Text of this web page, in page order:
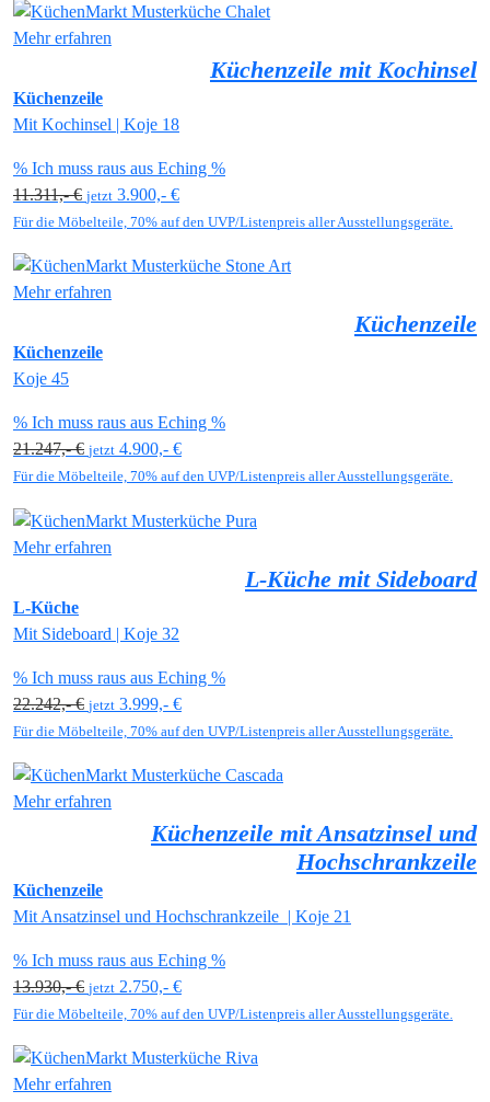
Mehr erfahren
Küchenzeile mit Kochinsel
Küchenzeile
Mit Kochinsel | Koje 18
% Ich muss raus aus Eching %
11.311,- € jetzt 3.900,- €
Für die Möbelteile, 70% auf den UVP/Listenpreis aller Ausstellungsgeräte.
Mehr erfahren
Küchenzeile
Küchenzeile
Koje 45
% Ich muss raus aus Eching %
21.247,- € jetzt 4.900,- €
Für die Möbelteile, 70% auf den UVP/Listenpreis aller Ausstellungsgeräte.
Mehr erfahren
L-Küche mit Sideboard
L-Küche
Mit Sideboard | Koje 32
% Ich muss raus aus Eching %
22.242,- € jetzt 3.999,- €
Für die Möbelteile, 70% auf den UVP/Listenpreis aller Ausstellungsgeräte.
Mehr erfahren
Küchenzeile mit Ansatzinsel und
Hochschrankzeile
Küchenzeile
Mit Ansatzinsel und Hochschrankzeile | Koje 21
% Ich muss raus aus Eching %
13.930,- € jetzt 2.750,- €
Für die Möbelteile, 70% auf den UVP/Listenpreis aller Ausstellungsgeräte.
Mehr erfahren